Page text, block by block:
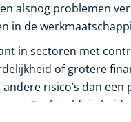
alsnog problemen
in de
in sectoren met
of grotere
risico’s dan
Toch geldt in